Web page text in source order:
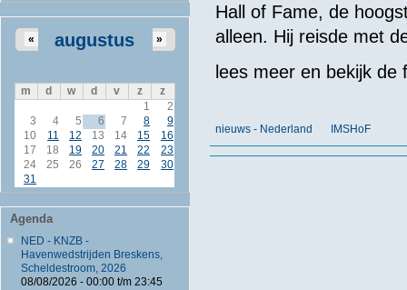
augustus
« »
m d w d v z
z
1
2
3
4 5 6 7 8
9
10
11 12 13 14 15
16
17
18 19 20 21 22
23
24
25 26 27 28 29
30
31
Agenda
NED - KNZB -
Havenwedstrijden Breskens,
Scheldestroom, 2026
08/08/2026 - 00:00t/m 23:45
Hall of Fame, de
alleen. Hij reisde met
lees meer en bekijk
nieuws - Nederland IMSHoF